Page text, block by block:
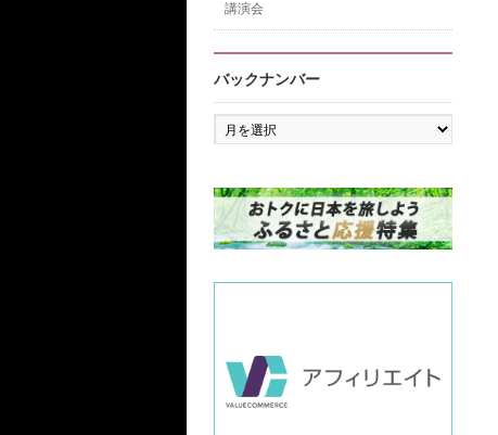
講演会
バックナンバー
バ
ッ
ン
バ
ー